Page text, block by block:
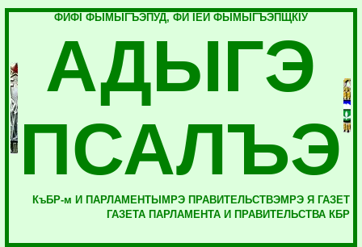
ФИФI ФЫМЫГЪЭПУД, ФИ IЕЙ ФЫМЫГЪЭПЩКIУ
АДЫГЭ
ПСАЛЪЭ
КъБР-м И ПАРЛАМЕНТЫМРЭ ПРАВИТЕЛЬСТВЭМРЭ Я ГАЗЕТ
ГАЗЕТА ПАРЛАМЕНТА И ПРАВИТЕЛЬСТВА КБР